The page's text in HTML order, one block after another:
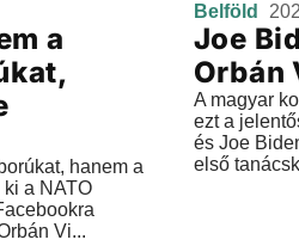
a
hanem a
a NATO
Vi...
Belföld
Joe
Orbán
A magyar
ezt a
és Joe
első